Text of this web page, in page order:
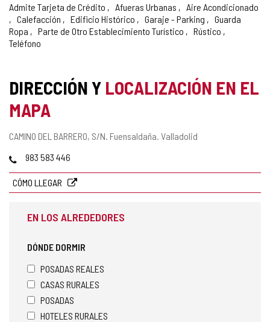
Admite Tarjeta de Crédito Afueras Urbanas
Aire Acondicionado
Calefacción
Edificio Histórico Garaje - Parking
Guarda
Ropa
Parte de Otro Establecimiento Turístico
Rústico
Teléfono
DIRECCIÓN Y LOCALIZACIÓN EN EL
MAPA
Dirección
CAMINO DEL BARRERO, S/N. Fuensaldaña. Valladolid
Teléfonos
983 583 446
CÓMO LLEGAR
EN LOS ALREDEDORES
DÓNDE DORMIR
POSADAS REALES
CASAS RURALES
POSADAS
HOTELES RURALES